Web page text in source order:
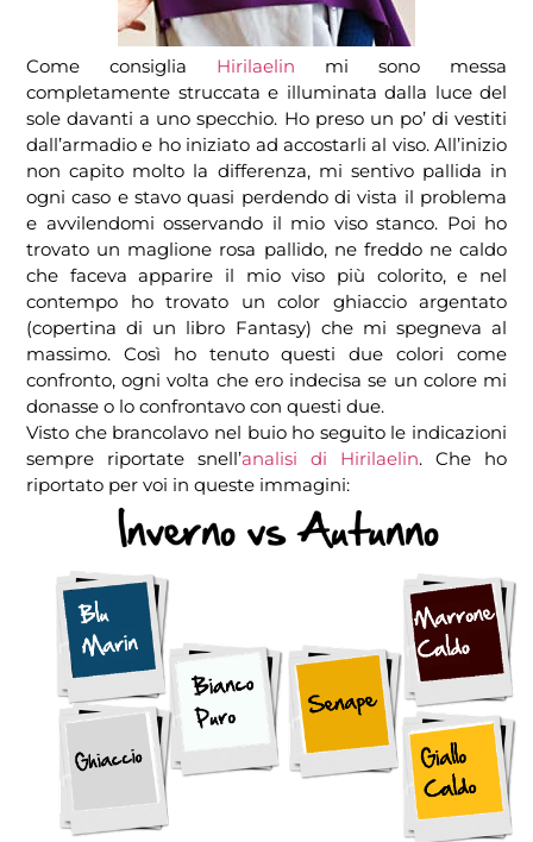
Come consiglia Hirilaelin mi sono messa
completamente struccata e illuminata dalla luce del
sole davanti a uno specchio. Ho preso un po’ di vestiti
dall’armadio e ho iniziato ad accostarli al viso. All’inizio
non capito molto la differenza, mi sentivo pallida in
ogni caso e stavo quasi perdendo di vista il problema
e avvilendomi osservando il mio viso stanco. Poi ho
trovato un maglione rosa pallido, ne freddo ne caldo
che faceva apparire il mio viso più colorito, e nel
contempo ho trovato un color ghiaccio argentato
(copertina di un libro Fantasy) che mi spegneva al
massimo. Così ho tenuto questi due colori come
confronto, ogni volta che ero indecisa se un colore mi
donasse o lo confrontavo con questi due.
Visto che brancolavo nel buio ho seguito le indicazioni
sempre riportate snell’analisi di Hirilaelin. Che ho
riportato per voi in queste immagini: